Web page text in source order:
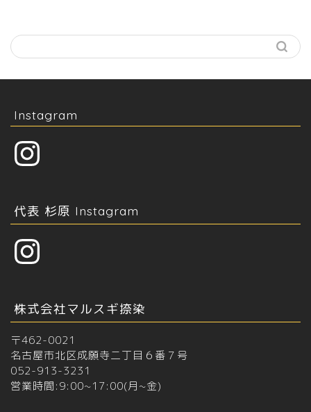
Instagram
Instagram
代表 杉原 Instagram
Instagram
株式会社マルスギ捺染
〒462-0021
名古屋市北区成願寺二丁目６番７号
052-913-3231
営業時間:9:00~17:00(月~金)